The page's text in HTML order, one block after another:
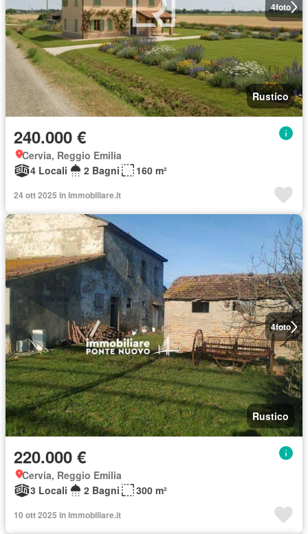
4foto
Rustico
240.000 €
Cervia, Reggio Emilia
4 Locali
2 Bagni 160 m²
24 ott 2025 in Immobiliare.it
4foto
Rustico
220.000 €
Cervia, Reggio Emilia
3 Locali
2 Bagni 300 m²
10 ott 2025 in Immobiliare.it